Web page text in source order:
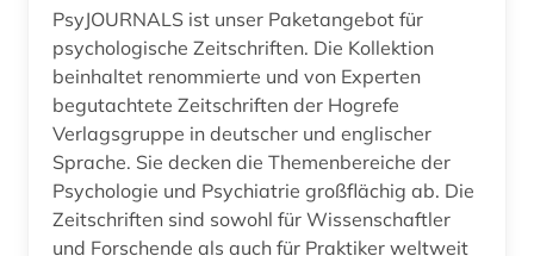
abfallverwertung (1)
abfallwirtschaft (6)
abfluss (1)
abgabenordnung (1)
abgabeordnung (1)
Estland (37)
Finnland (82)
Frankreich (198)
GUS (29)
PsyJOURNALS ist unser Paketangebot für
psychologische Zeitschriften. Die Kollektion
beinhaltet renommierte und von Experten
begutachtete Zeitschriften der Hogrefe
Verlagsgruppe in deutscher und englischer
Sprache. Sie decken die Themenbereiche der
Psychologie und Psychiatrie großflächig ab. Die
Zeitschriften sind sowohl für Wissenschaftler
und Forschende als auch für Praktiker weltweit